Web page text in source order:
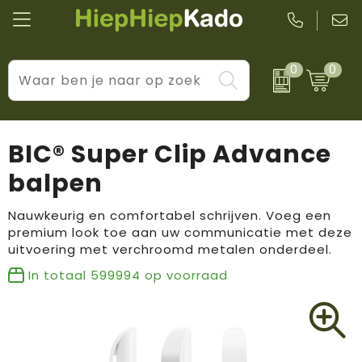
0 0
Kantoor & schrijfwaren
Wellness & verzorging
Tassen & reizen
Huis, tuin & keuken
Elektronica & gadgets
Sport & vrije tijd
Levensstijl
Prijs & impact
BIC
Boska
Brandflavours
Camelbak
Janzen
BIC® Super Clip Advance
balpen
Nauwkeurig en comfortabel schrijven. Voeg een
premium look toe aan uw communicatie met deze
uitvoering met verchroomd metalen onderdeel.
In totaal 599994 op voorraad